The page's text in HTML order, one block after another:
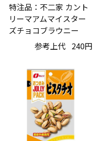
特注品：不二家 カント
リーマアムマイスター
ズチョコブラウニー
参考上代 240円